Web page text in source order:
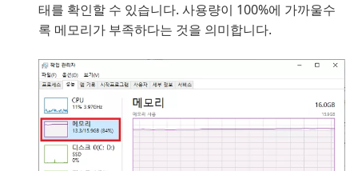
태를 확인할 수 있습니다. 사용량이 100%에 가까울수
록 메모리가 부족하다는 것을 의미합니다.